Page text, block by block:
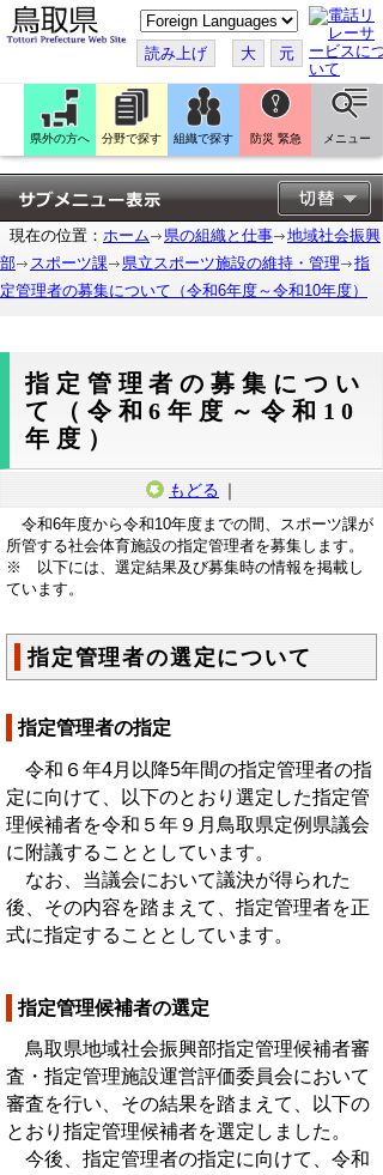
こ
の
ペ
ー
ジ
翻
訳
す
る
読み上げ 大 元
県外の方へ 分野で探す 組織で探す 防災 緊急 メニュー
現在の位置： ホーム 県の組織と仕事
地域社会振興
部
スポーツ課 県立スポーツ施設の維持・管理
指
定管理者の募集について（令和6年度～令和10年度）
指定管理者の募集につい
て（令和6年度～令和10
年度）
もどる ｜
令和6年度から令和10年度までの間、スポーツ課が
所管する社会体育施設の指定管理者を募集します。
※ 以下には、選定結果及び募集時の情報を掲載し
ています。
指定管理者の選定について
指定管理者の指定
令和６年4月以降5年間の指定管理者の指
定に向けて、以下のとおり選定した指定管
理候補者を令和５年９月鳥取県定例県議会
に附議することとしています。
なお、当議会において議決が得られた
後、その内容を踏まえて、指定管理者を正
式に指定することとしています。
指定管理候補者の選定
鳥取県地域社会振興部指定管理候補者審
査・指定管理施設運営評価委員会において
審査を行い、その結果を踏まえて、以下の
とおり指定管理候補者を選定しました。
今後、指定管理者の指定に向けて、令和